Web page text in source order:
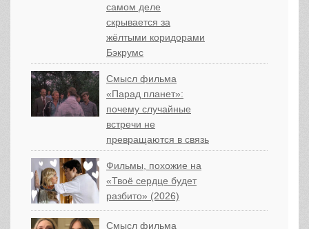
самом деле
скрывается за
жёлтыми коридорами
Бэкрумс
Смысл фильма
«Парад планет»:
почему случайные
встречи не
превращаются в связь
Фильмы, похожие на
«Твоё сердце будет
разбито» (2026)
Смысл фильма